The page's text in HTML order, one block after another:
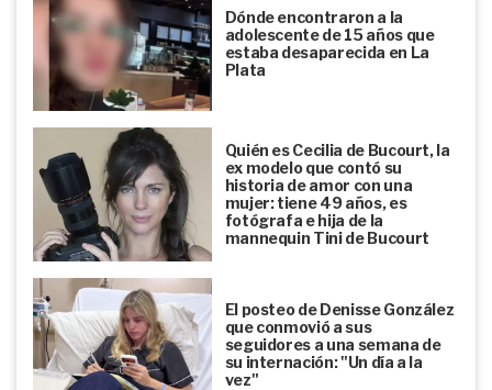
Dónde encontraron a la
adolescente de 15 años que
estaba desaparecida en La
Plata
Quién es Cecilia de Bucourt, la
ex modelo que contó su
historia de amor con una
mujer: tiene 49 años, es
fotógrafa e hija de la
mannequin Tini de Bucourt
El posteo de Denisse González
que conmovió a sus
seguidores a una semana de
su internación: "Un día a la
vez"